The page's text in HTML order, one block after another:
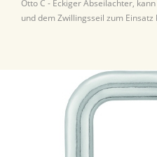
Otto C - Eckiger Abseilachter,
und dem Zwillingsseil zum Einsatz